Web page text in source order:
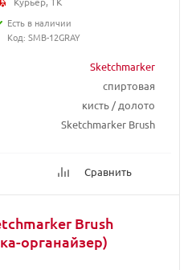
Sketchmarker
спиртовая
кисть / долото
Sketchmarker Brush
Сравнить
Есть в наличии
Код: SMB-12GRAY
Brush
органайзер)